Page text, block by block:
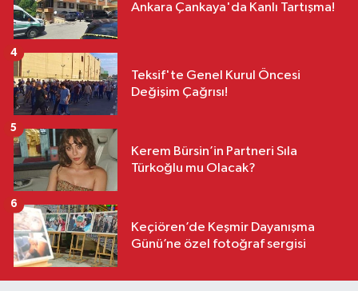
Ankara Çankaya'da Kanlı Tartışma!
Teksif'te Genel Kurul Öncesi
Değişim Çağrısı!
4
Kerem Bürsin’in Partneri Sıla
Türkoğlu mu Olacak?
5
Keçiören’de Keşmir Dayanışma
Günü’ne özel fotoğraf sergisi
6